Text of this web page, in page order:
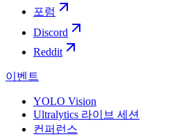
포럼
Discord
Reddit
이벤트
YOLO Vision
Ultralytics 라이브 세션
컨퍼런스